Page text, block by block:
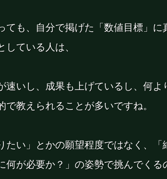
ても、自分で掲げた「数値目標」に
している人は、
速いし、成果も上げているし、何よ
で教えられることが多いですね。
たい」とかの願望程度ではなく、「
何が必要か？」の姿勢で挑んでくる